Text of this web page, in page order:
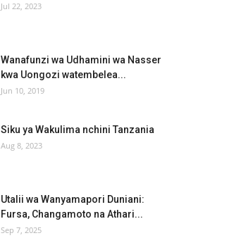
Jul 22, 2023
Wanafunzi wa Udhamini wa Nasser
kwa Uongozi watembelea...
Jun 10, 2019
Siku ya Wakulima nchini Tanzania
Aug 8, 2023
Utalii wa Wanyamapori Duniani:
Fursa, Changamoto na Athari...
Sep 7, 2025